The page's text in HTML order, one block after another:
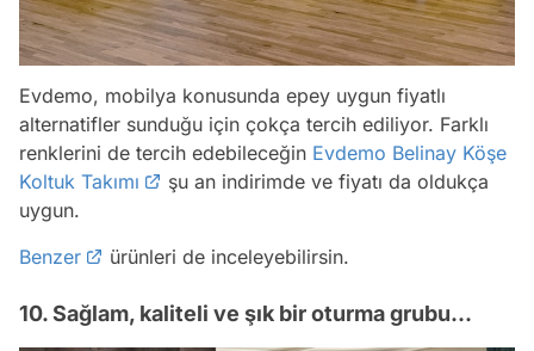
Evdemo, mobilya konusunda epey uygun fiyatlı
alternatifler sunduğu için çokça tercih ediliyor. Farklı
renklerini de tercih edebileceğin Evdemo Belinay Köşe
Koltuk Takımı
şu an indirimde ve fiyatı da oldukça
uygun.
Benzer
ürünleri de inceleyebilirsin.
10. Sağlam, kaliteli ve şık bir oturma grubu...